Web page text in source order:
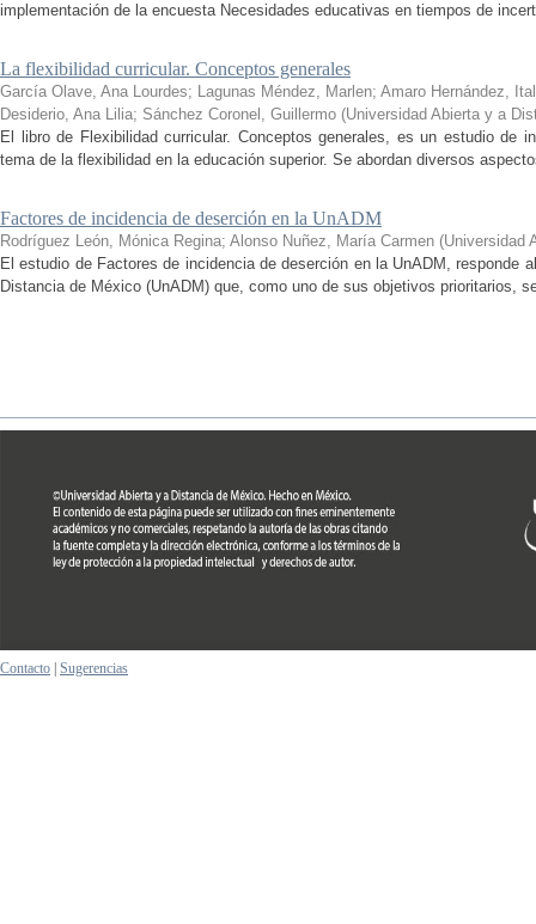
implementación de la encuesta Necesidades educativas en tiempos de
La flexibilidad curricular. Conceptos generales
García Olave, Ana Lourdes; Lagunas Méndez, Marlen; Amaro Hernández,
Desiderio, Ana Lilia; Sánchez Coronel, Guillermo (Universidad Abierta y a
El libro de Flexibilidad curricular. Conceptos generales, es un estudio de
tema de la flexibilidad en la educación superior. Se abordan diversos
Factores de incidencia de deserción en la UnADM
Rodríguez León, Mónica Regina; Alonso Nuñez, María Carmen (Universidad
El estudio de Factores de incidencia de deserción en la UnADM, responde
Distancia de México (UnADM) que, como uno de sus objetivos prioritarios,
Contacto Sugerencias